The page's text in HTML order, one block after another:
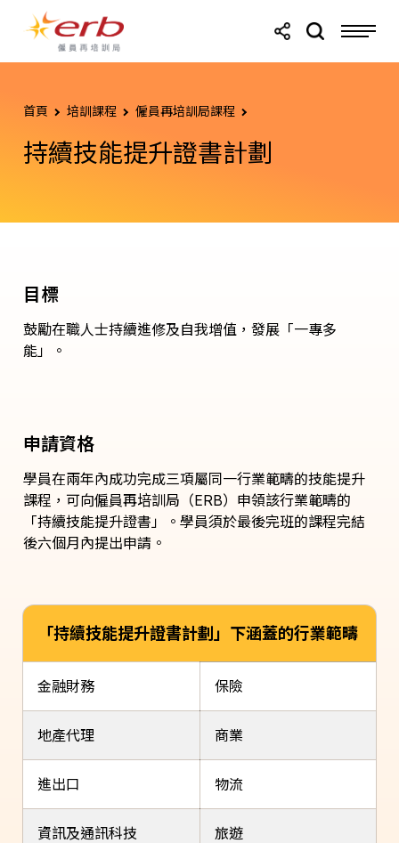
跳轉至主要內容
首頁 培訓課程 僱員再培訓局課程
持續技能提升證書計劃
目標
鼓勵在職人士持續進修及自我增值，發展「一專多
能」。
申請資格
學員在兩年內成功完成三項屬同一行業範疇的技能提升
課程，可向僱員再培訓局（ERB）申領該行業範疇的
「持續技能提升證書」。學員須於最後完班的課程完結
後六個月內提出申請。
「持續技能提升證書計劃」下涵蓋的行業範疇
金融財務 保險
地產代理 商業
進出口 物流
資訊及通訊科技 旅遊